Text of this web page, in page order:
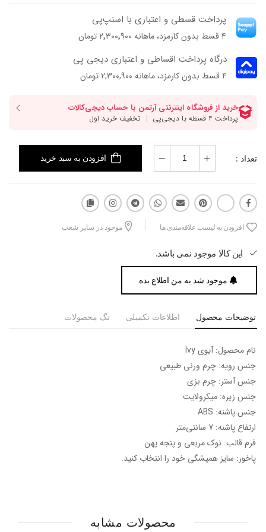
پرداخت قسطی و اعتباری با اسنپ‌پی
۴ قسط بدون کارمزد، ماهانه ۲٬۳۰۰٬۹۰۰ تومان
درگاه پرداخت اقساطی و اعتباری دیجی پی
۴ قسط بدون کارمزد، ماهانه 2,300,900 تومان
تعداد : افزودن به سبد خرید
افزودن به لیست علاقه‌مندی ها موجود در سایر شعب
این کالا موجود نمی باشد.
موجود شد به من اطلاع بده
توضیحات محصول اطلاعات تکمیلی تگ محصولات
نام محصول: آیوی Ivy
جنس رویه: چرم ورنی طبیعی
جنس آستر: چرم بزی
جنس زیره: میکرولایت
جنس پاشنه: ABS
ارتفاع پاشنه: 7 سانتی‌متر
فرم قالب: نوک مربعی و پنجه پهن
پاخور: سایز همیشگی خود را انتخاب کنید.
محصولات مشابه